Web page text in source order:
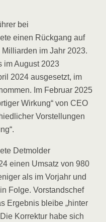
bei
einen Rückgang auf
im Jahr 2023.
im August 2023
2024 ausgesetzt, im
Im Februar 2025
Wirkung“ von CEO
Vorstellungen
Detmolder
einen Umsatz von 980
als im Vorjahr und
Folge. Vorstandschef
Ergebnis bleibe „hinter
Korrektur habe sich